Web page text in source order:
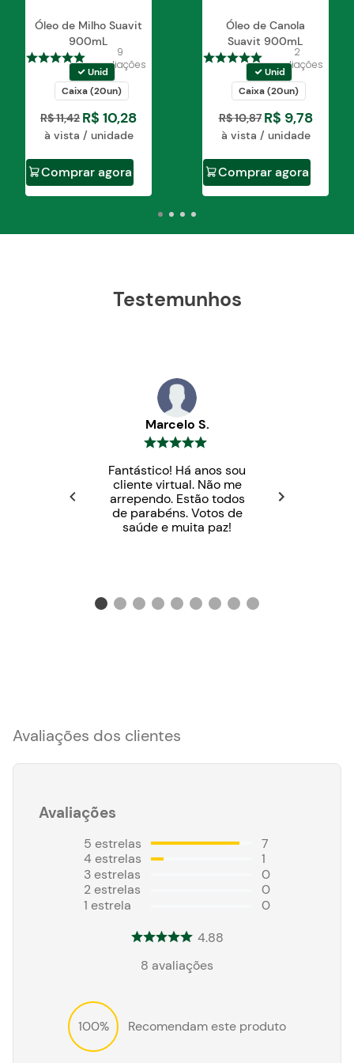
Óleo de Milho Suavit
900mL
9
avaliações
Unid
Caixa (20un)
R$11,42 R$ 10,28
à vista / unidade
Comprar agora
Óleo de Canola
Suavit 900mL
2
avaliações
Unid
Caixa (20un)
R$10,87 R$ 9,78
à vista / unidade
Comprar agora
Testemunhos
Marcelo S.
Fantástico! Há anos sou
cliente virtual. Não me
arrependo. Estão todos
de parabéns. Votos de
saúde e muita paz!
Avaliações dos clientes
Avaliações
5 estrelas
4estrelas
3estrelas
2estrelas
1 estrela
7
1
0
0
0
4.88
8 avaliações
100% Recomendam este produto